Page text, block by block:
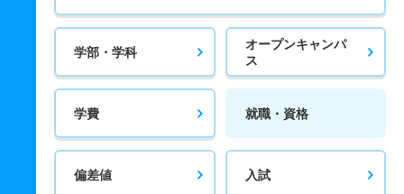
学部・学科
オープンキャンパ
ス
学費 就職・資格
偏差値 入試